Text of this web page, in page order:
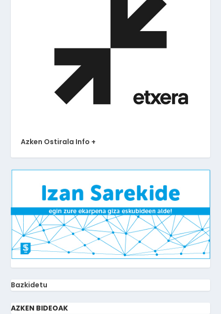
Azken Ostirala Info +
Bazkidetu
AZKEN BIDEOAK